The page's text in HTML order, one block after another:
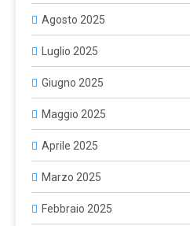
Agosto 2025
Luglio 2025
Giugno 2025
Maggio 2025
Aprile 2025
Marzo 2025
Febbraio 2025